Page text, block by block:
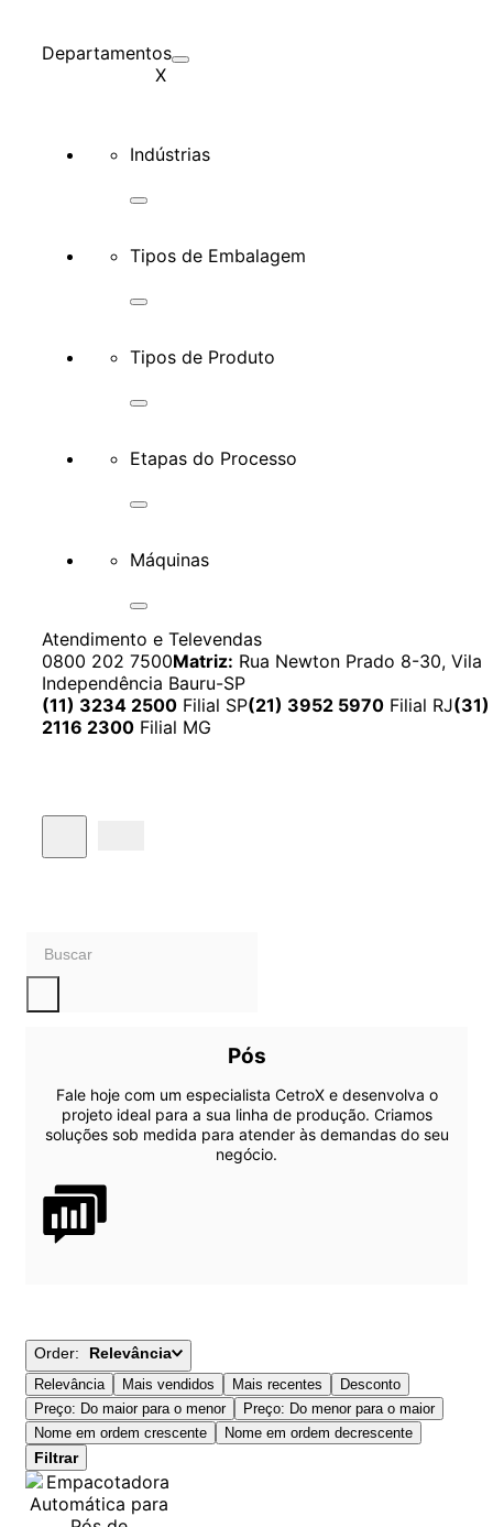
Departamentos
X
Indústrias
Tipos de Embalagem
Tipos de Produto
Etapas do Processo
Máquinas
Atendimento e Televendas
0800 202 7500Matriz: Rua Newton Prado 8-30, Vila
Independência Bauru-SP
(11) 3234 2500 Filial SP(21) 3952 5970 Filial RJ(31)
2116 2300 Filial MG
Pós
Fale hoje com um especialista CetroX e desenvolva o
projeto ideal para a sua linha de produção. Criamos
soluções sob medida para atender às demandas do seu
negócio.
Relevância
Relevância Mais vendidos Mais recentes
Desconto
Preço: Do maior para o menor
Preço: Do menor para o maior
Nome em ordem crescente
Nome em ordem decrescente
Filtrar